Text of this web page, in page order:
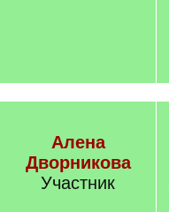
Алена
Дворникова
Участник